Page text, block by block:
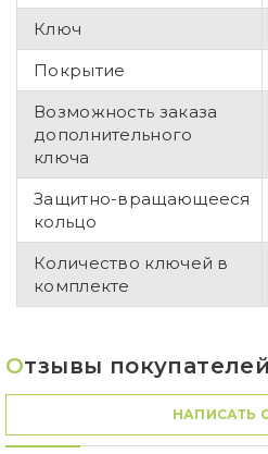
Ключ
Покрытие
Возможность заказа
дополнительного
ключа
Защитно-вращающееся
кольцо
Количество ключей в
комплекте
Отзывы
НАПИСАТЬ